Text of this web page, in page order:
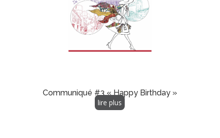
Communiqué #3 « Happy Birthday »
lire plus